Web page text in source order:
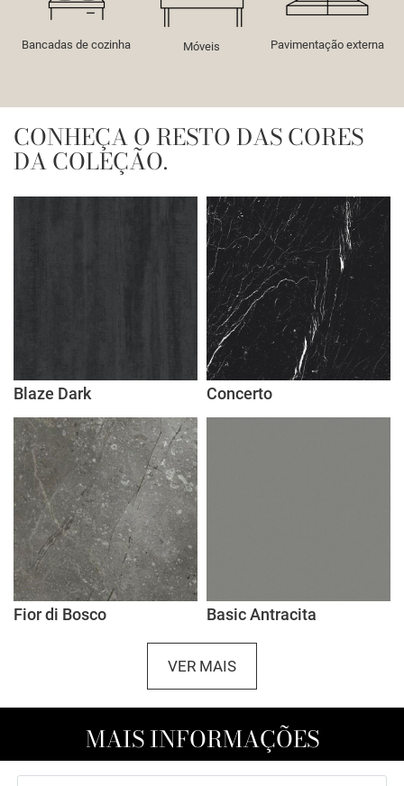
Bancadas de cozinha Móveis Pavimentação externa
CONHEÇA O RESTO DAS CORES
DA COLEÇÃO.
Blaze Dark Concerto
Fior di Bosco Basic Antracita
VER MAIS
MAIS INFORMAÇÕES